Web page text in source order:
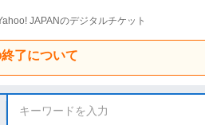
JAPANのデジタルチケット
了について
キーワードを入力